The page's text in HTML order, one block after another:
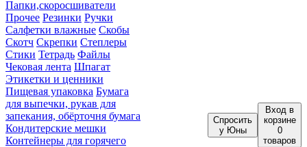
Папки,скоросшиватели
Прочее Резинки Ручки
Салфетки влажные Скобы
Скотч Скрепки Степлеры
Стики Тетрадь Файлы
Чековая лента Шпагат
Этикетки и ценники
Пищевая упаковка Бумага
для выпечки, рукав для
запекания, обёрточня бумага
Кондитерские мешки
Контейнеры для горячего
Спросить
у Юны
Вход в
корзине
0
товаров